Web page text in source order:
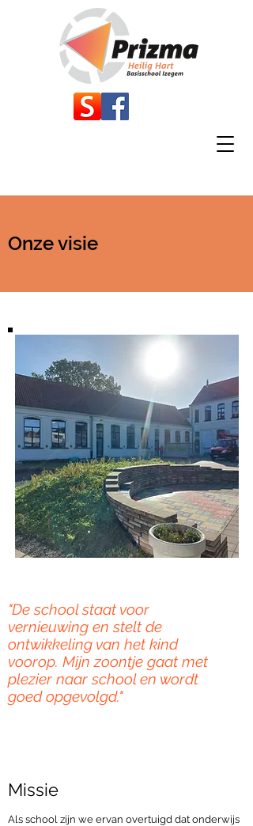
Onze visie
"De school staat voor
vernieuwing en stelt de
ontwikkeling van het kind
voorop. Mijn zoontje gaat met
plezier naar school en wordt
goed opgevolgd."
Missie
Als school zijn we ervan overtuigd dat onderwijs